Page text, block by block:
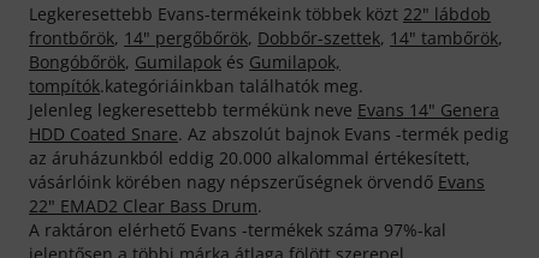
Legkeresettebb Evans-termékeink többek közt 22" lábdob
frontbőrök, 14" pergőbőrök, Dobbőr-szettek, 14" tambőrök,
Bongóbőrök, Gumilapok és Gumilapok,
tompítók.kategóriáinkban találhatók meg.
Jelenleg legkeresettebb termékünk neve Evans 14" Genera
HDD Coated Snare. Az abszolút bajnok Evans -termék pedig
az áruházunkból eddig 20.000 alkalommal értékesített,
vásárlóink körében nagy népszerűségnek örvendő Evans
22" EMAD2 Clear Bass Drum.
A raktáron elérhető Evans -termékek száma 97%-kal